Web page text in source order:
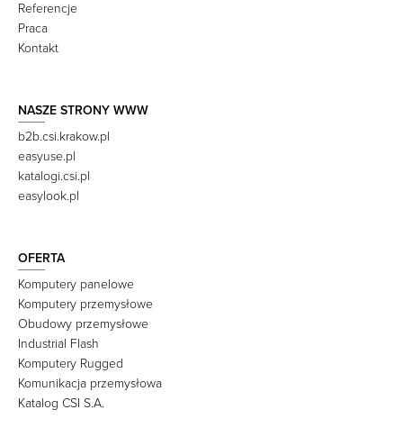
Referencje
Praca
Kontakt
NASZE STRONY WWW
b2b.csi.krakow.pl
easyuse.pl
katalogi.csi.pl
easylook.pl
OFERTA
Komputery panelowe
Komputery przemysłowe
Obudowy przemysłowe
Industrial Flash
Komputery Rugged
Komunikacja przemysłowa
Katalog CSI S.A.